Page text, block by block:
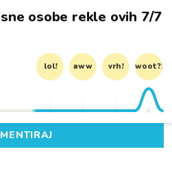
osobe rekle ovih 7/7
lol! aww vrh! woot?!